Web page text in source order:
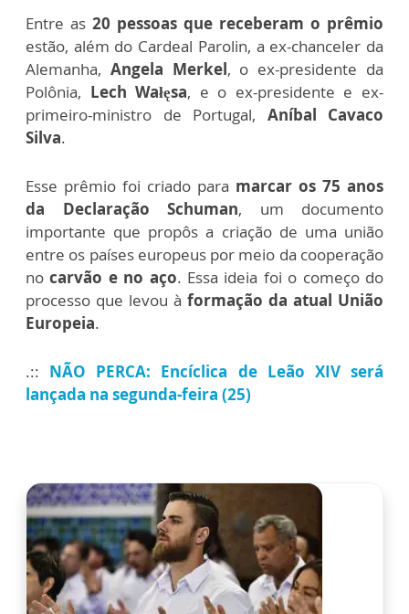
Entre as 20 pessoas que receberam o prêmio
estão, além do Cardeal Parolin, a ex-chanceler da
Alemanha, Angela Merkel, o ex-presidente da
Polônia, Lech Wałęsa, e o ex-presidente e ex-
primeiro-ministro
de Portugal, Aníbal Cavaco
Silva.
Esse prêmio foi criado para marcar os 75 anos
da Declaração Schuman, um documento
importante que propôs a criação de uma união
entre os países europeus por meio da cooperação
nocarvão e no aço. Essa ideia foi o começo do
processo que levou à formação da atual União
Europeia.
.:: NÃO PERCA: Encíclica de Leão XIV será
lançada na segunda-feira (25)